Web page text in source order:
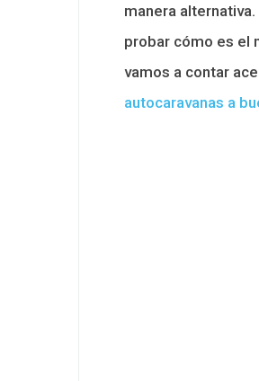
manera
probar cómo es el
vamos a contar
autocaravanas a